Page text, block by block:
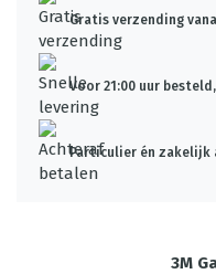
Gratis verzending
Voor 21:00 uur
Particulier én zakelijk
3M